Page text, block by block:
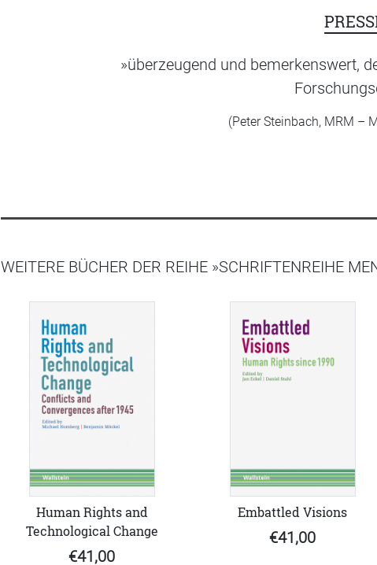
»überzeugend und bemerkenswert,
(Peter Steinbach, MRM –
WEITERE BÜCHER DER REIHE »SCHRIFTENREIHE
Human Rights and
Technological Change
€41,00
Embattled Visions
€41,00